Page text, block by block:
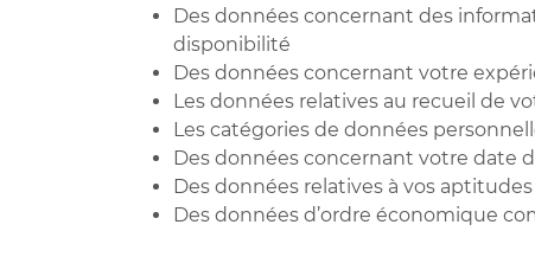
Des données concernant des
disponibilité
Des données concernant votre
Les données relatives au recueil de
Les catégories de données
Des données concernant votre date
Des données relatives à vos
Des données d’ordre économique